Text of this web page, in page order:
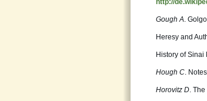
http://
Gough A.
Heresy and
History of Sinai
Hough C.
Horovitz D.